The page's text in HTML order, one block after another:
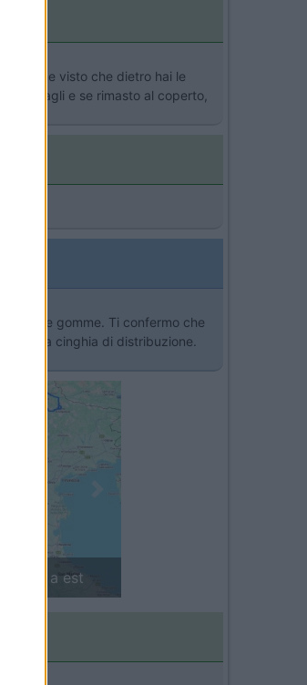
gomme visto che dietro hai le
o tagli e se rimasto al coperto,
sulle gomme. Ti confermo che
solo la cinghia di distribuzione.
ovest a est